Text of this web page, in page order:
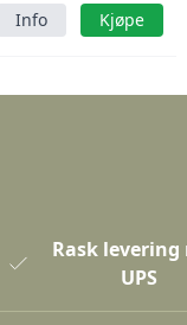
Info Kjøpe
Rask levering
UPS